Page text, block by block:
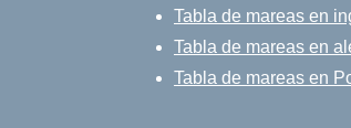
Tabla de mareas en
Tabla de mareas en
Tabla de mareas en